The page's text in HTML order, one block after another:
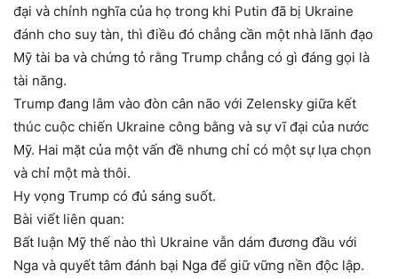
đại và chính nghĩa của họ trong khi Putin đã bị Ukraine
đánh cho suy tàn, thì điều đó chẳng cần một nhà lãnh đạo
Mỹ tài ba và chứng tỏ rằng Trump chẳng có gì đáng gọi là
tài năng.
Trump đang lâm vào đòn cân não với Zelensky giữa kết
thúc cuộc chiến Ukraine công bằng và sự vĩ đại của nước
Mỹ. Hai mặt của một vấn đề nhưng chỉ có một sự lựa chọn
và chỉ một mà thôi.
Hy vọng Trump có đủ sáng suốt.
Bài viết liên quan:
Bất luận Mỹ thế nào thì Ukraine vẫn dám đương đầu với
Nga và quyết tâm đánh bại Nga để giữ vững nền độc lập.